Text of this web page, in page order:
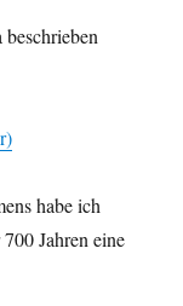
habe ich
Jahren eine